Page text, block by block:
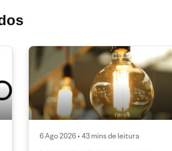
6 Ago 2026 • 43 mins de leitura